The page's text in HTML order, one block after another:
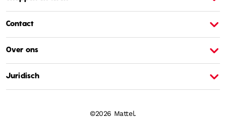
Contact
Over ons
Juridisch
©2026 Mattel.